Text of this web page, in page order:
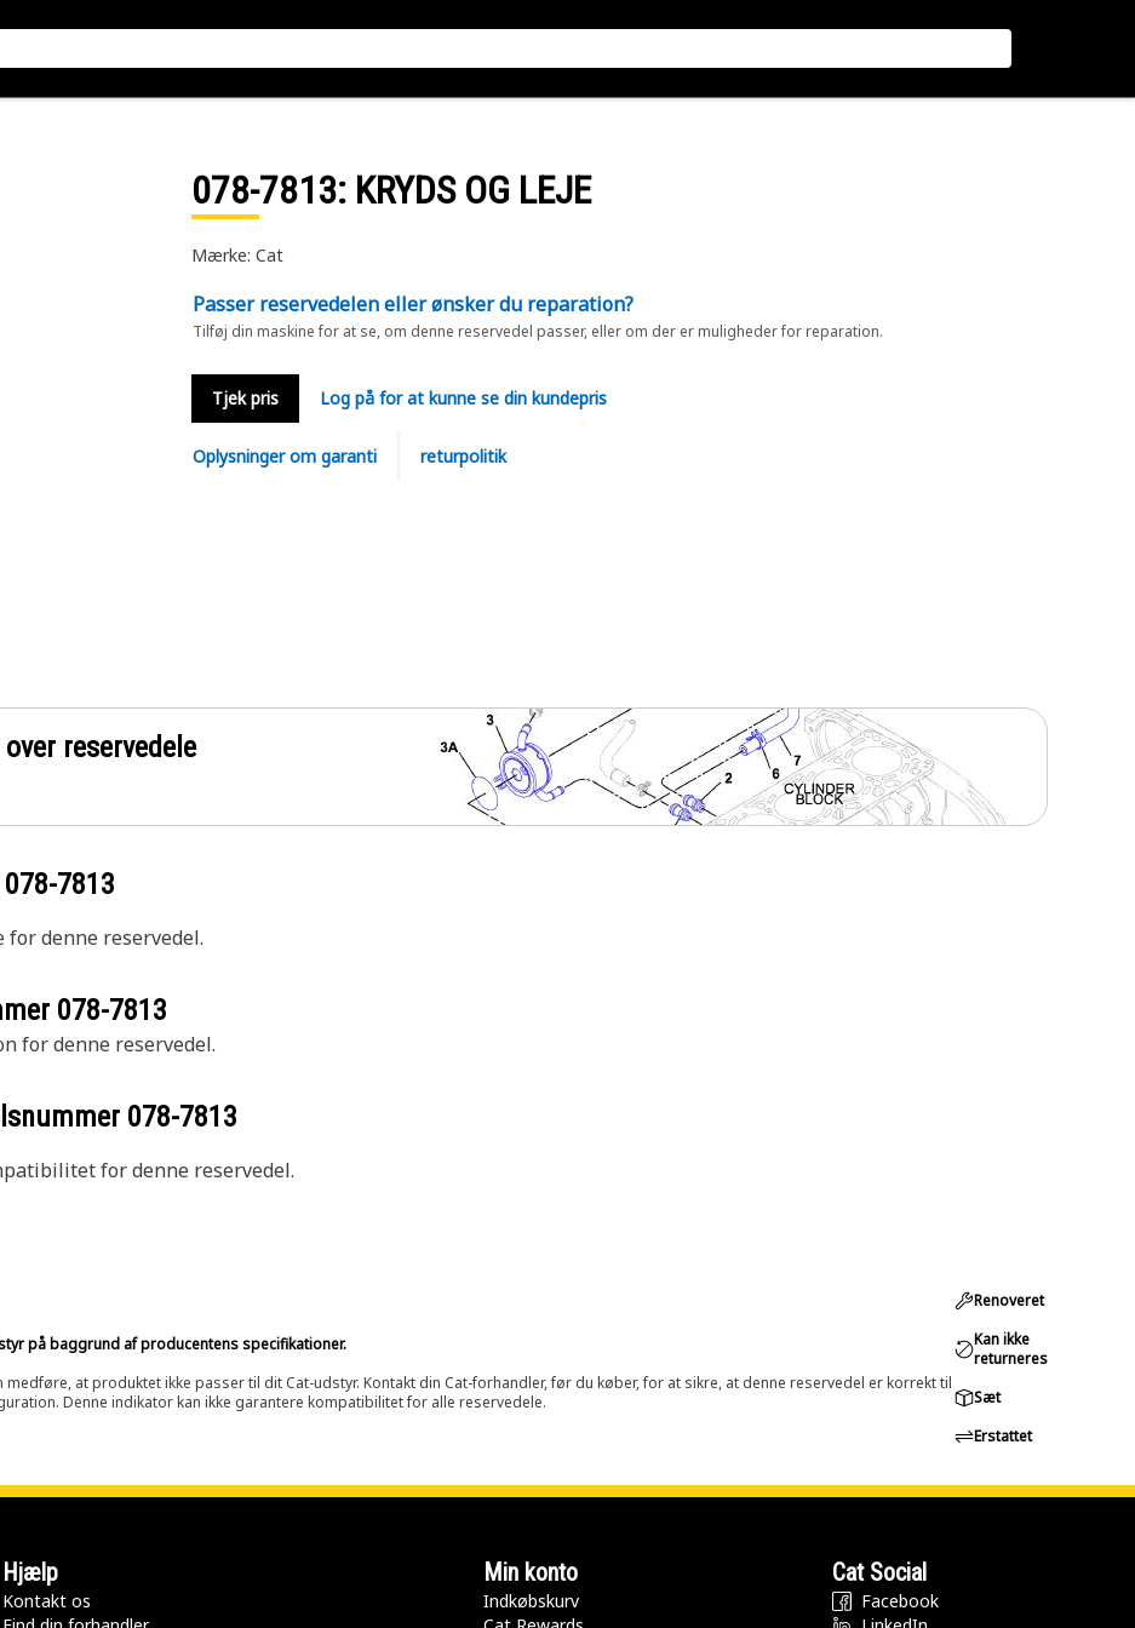
078-7813: KRYDS OG LEJE
Mærke: Cat
Passer reservedelen eller ønsker du reparation?
Tilføj din maskine for at se, om denne reservedel passer, eller om der er muligheder for reparation.
Tjek pris Log på for at kunne se din kundepris
Oplysninger om garanti returpolitik
reservedele
078-7813
denne reservedel.
078-7813
for denne reservedel.
078-7813
for denne reservedel.
på baggrund af producentens specifikationer.
at produktet ikke passer til dit Cat-udstyr. Kontakt din Cat-forhandler, før du køber, for at sikre, at denne reservedel er korrekt til
Denne indikator kan ikke garantere kompatibilitet for alle reservedele.
Renoveret
Kan ikke
returneres
Sæt
Erstattet
Hjælp
Kontakt os
Min konto
Indkøbskurv
Cat Social
Facebook